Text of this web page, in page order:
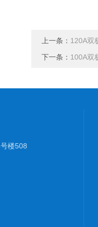
上一条： 120A双
下一条： 100A双
楼508